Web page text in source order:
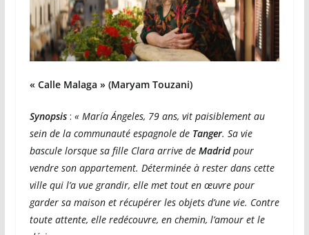
« Calle Malaga » (Maryam Touzani)
Synopsis: « María Ángeles, 79 ans, vit paisiblement au
sein de la communauté espagnole de Tanger. Sa vie
bascule lorsque sa fille Clara arrive de Madridpour
vendre son appartement. Déterminée à rester dans cette
ville qui l’a vue grandir, elle met tout en œuvre pour
garder sa maison et récupérer les objets d’une vie. Contre
toute attente, elle redécouvre, en chemin, l’amour et le